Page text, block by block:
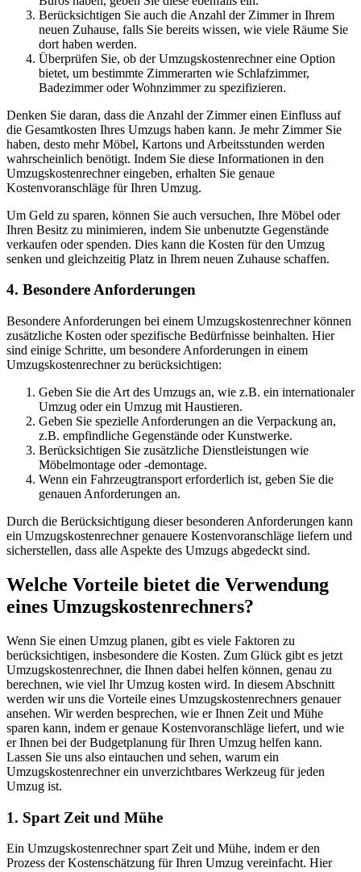
Berücksichtigen Sie auch die Anzahl der Zimmer in Ihrem
neuen Zuhause, falls Sie bereits wissen, wie viele Räume Sie
dort haben werden.
Überprüfen Sie, ob der Umzugskostenrechner eine Option
bietet, um bestimmte Zimmerarten wie Schlafzimmer,
Badezimmer oder Wohnzimmer zu spezifizieren.
Denken Sie daran, dass die Anzahl der Zimmer einen Einfluss auf
die Gesamtkosten Ihres Umzugs haben kann. Je mehr Zimmer Sie
haben, desto mehr Möbel, Kartons und Arbeitsstunden werden
wahrscheinlich benötigt. Indem Sie diese Informationen in den
Umzugskostenrechner eingeben, erhalten Sie genaue
Kostenvoranschläge für Ihren Umzug.
Um Geld zu sparen, können Sie auch versuchen, Ihre Möbel oder
Ihren Besitz zu minimieren, indem Sie unbenutzte Gegenstände
verkaufen oder spenden. Dies kann die Kosten für den Umzug
senken und gleichzeitig Platz in Ihrem neuen Zuhause schaffen.
4. Besondere Anforderungen
Besondere Anforderungen bei einem Umzugskostenrechner können
zusätzliche Kosten oder spezifische Bedürfnisse beinhalten. Hier
sind einige Schritte, um besondere Anforderungen in einem
Umzugskostenrechner zu berücksichtigen:
Geben Sie die Art des Umzugs an, wie z.B. ein internationaler
Umzug oder ein Umzug mit Haustieren.
Geben Sie spezielle Anforderungen an die Verpackung an,
z.B. empfindliche Gegenstände oder Kunstwerke.
Berücksichtigen Sie zusätzliche Dienstleistungen wie
Möbelmontage oder -demontage.
Wenn ein Fahrzeugtransport erforderlich ist, geben Sie die
genauen Anforderungen an.
Durch die Berücksichtigung dieser besonderen Anforderungen kann
ein Umzugskostenrechner genauere Kostenvoranschläge liefern und
sicherstellen, dass alle Aspekte des Umzugs abgedeckt sind.
Welche Vorteile bietet die Verwendung
eines Umzugskostenrechners?
Wenn Sie einen Umzug planen, gibt es viele Faktoren zu
berücksichtigen, insbesondere die Kosten. Zum Glück gibt es jetzt
Umzugskostenrechner, die Ihnen dabei helfen können, genau zu
berechnen, wie viel Ihr Umzug kosten wird. In diesem Abschnitt
werden wir uns die Vorteile eines Umzugskostenrechners genauer
ansehen. Wir werden besprechen, wie er Ihnen Zeit und Mühe
sparen kann, indem er genaue Kostenvoranschläge liefert, und wie
er Ihnen bei der Budgetplanung für Ihren Umzug helfen kann.
Lassen Sie uns also eintauchen und sehen, warum ein
Umzugskostenrechner ein unverzichtbares Werkzeug für jeden
Umzug ist.
1. Spart Zeit und Mühe
Ein Umzugskostenrechner spart Zeit und Mühe, indem er den
Prozess der Kostenschätzung für Ihren Umzug vereinfacht. Hier